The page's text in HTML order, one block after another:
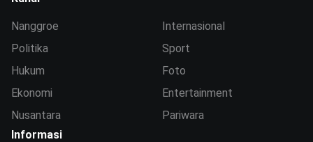
Nanggroe
Politika
Hukum
Ekonomi
Nusantara
Internasional
Sport
Foto
Entertainment
Pariwara
Informasi